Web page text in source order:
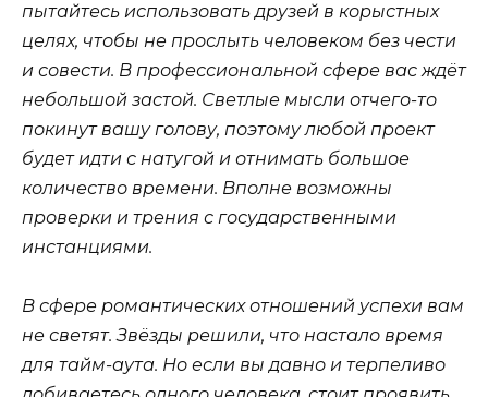
пытайтесь использовать друзей в корыстных
целях, чтобы не прослыть человеком без чести
и совести. В профессиональной сфере вас ждёт
небольшой застой. Светлые мысли отчего-то
покинут вашу голову, поэтому любой проект
будет идти с натугой и отнимать большое
количество времени. Вполне возможны
проверки и трения с государственными
инстанциями.
В сфере романтических отношений успехи вам
не светят. Звёзды решили, что настало время
для тайм-аута. Но если вы давно и терпеливо